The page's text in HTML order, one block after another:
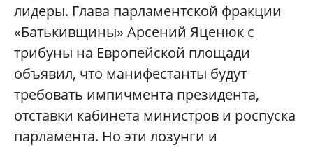
лидеры. Глава парламентской фракции
«Батькивщины» Арсений Яценюк с
трибуны на Европейской площади
объявил, что манифестанты будут
требовать импичмента президента,
отставки кабинета министров и роспуска
парламента. Но эти лозунги и